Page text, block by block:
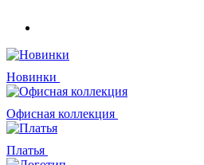
Новинки
Офисная коллекция
Платья